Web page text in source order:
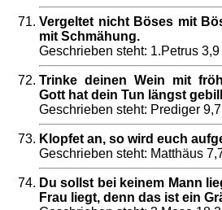
Vergeltet nicht Böses mit
mit Schmähung.
Geschrieben steht: 1.Petrus 3,9
Trinke deinen Wein mit
Gott hat dein Tun längst
Geschrieben steht: Prediger 9,7
Klopfet an, so wird euch
Geschrieben steht: Matthäus
Du sollst bei keinem Mann
Frau liegt, denn das ist ein